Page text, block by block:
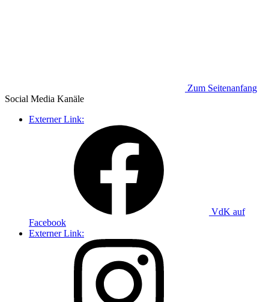
Zum Seitenanfang
Social Media Kanäle
Externer Link:
VdK auf
Facebook
Externer Link: